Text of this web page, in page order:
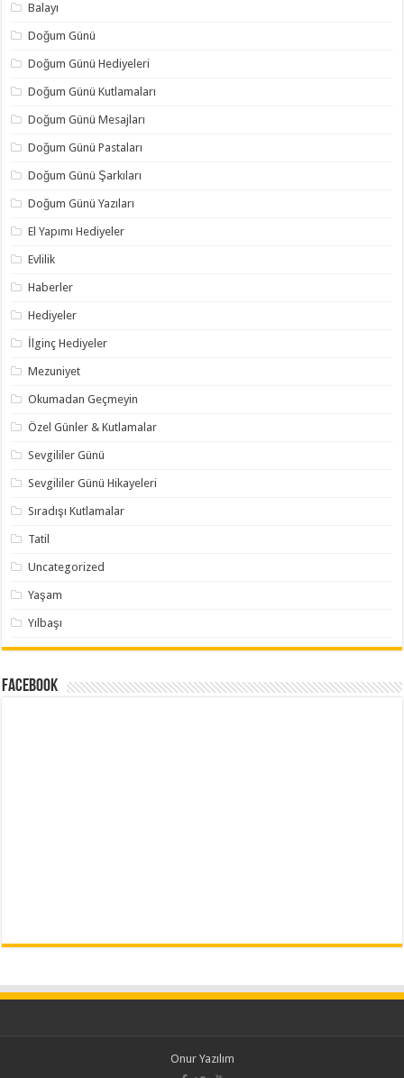
Balayı
Doğum Günü
Doğum Günü Hediyeleri
Doğum Günü Kutlamaları
Doğum Günü Mesajları
Doğum Günü Pastaları
Doğum Günü Şarkıları
Doğum Günü Yazıları
El Yapımı Hediyeler
Evlilik
Haberler
Hediyeler
İlginç Hediyeler
Mezuniyet
Okumadan Geçmeyin
Özel Günler & Kutlamalar
Sevgililer Günü
Sevgililer Günü Hikayeleri
Sıradışı Kutlamalar
Tatil
Uncategorized
Yaşam
Yılbaşı
Facebook
Onur Yazılım